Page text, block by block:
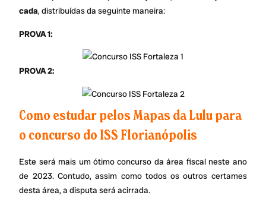
cada, distribuídas da seguinte maneira:
PROVA 1:
PROVA 2:
Como estudar pelos Mapas da Lulu para
o concurso do ISS Florianópolis
Este será mais um ótimo concurso da área fiscal neste ano
de 2023. Contudo, assim como todos os outros certames
desta área, a disputa será acirrada.